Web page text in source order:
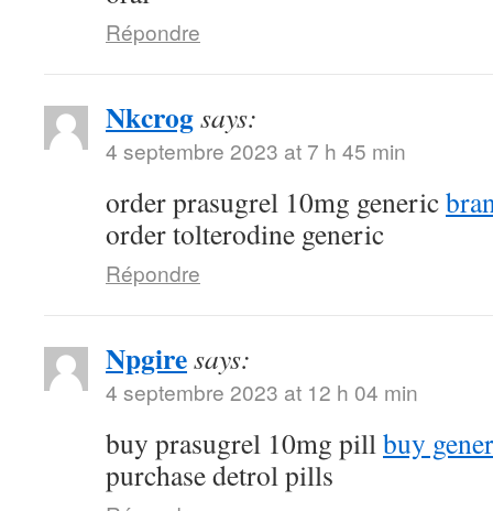
Répondre
Nkcrogsays:
4 septembre 2023 at 7 h 45 min
order prasugrel 10mg generic
order tolterodine generic
Répondre
Npgiresays:
4 septembre 2023 at 12 h 04 min
buy prasugrel 10mg pillbuy
purchase detrol pills